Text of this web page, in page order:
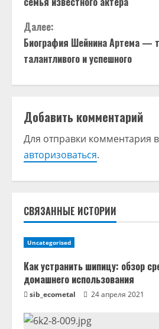
д
о
л
ж
и
т
ь
ч
т
е
н
и
е
Далее:
Биография Шейнина Артема —
талантливого и успешного
Добавить комментарий
Для отправки комментария
авторизоваться.
СВЯЗАННЫЕ ИСТОРИИ
Uncategorised
Как устранить шипицу: обзор
домашнего использования
sib_ecometal 24 апреля 2021